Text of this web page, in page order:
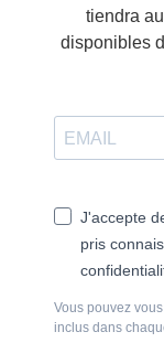
tiendra
disponibles
J'accepte
pris
Vous pouvez
inclus dans